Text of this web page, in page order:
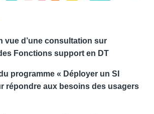
vue d’une consultation sur
Fonctions support en DT
programme « Déployer un SI
répondre aux besoins des usagers